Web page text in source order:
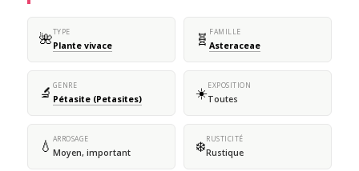
🌺TYPE
Plante vivace 🧬 FAMILLE
Asteraceae
🔬 GENRE
Pétasite (Petasites) ☀️EXPOSITION
Toutes
💧 ARROSAGE
Moyen, important ❄️RUSTICITÉ
Rustique